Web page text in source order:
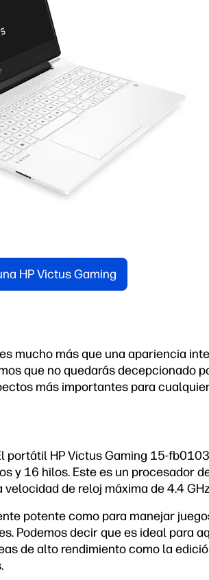
HP Victus Gaming
mucho más que una apariencia
que no quedarás decepcionado
más importantes para
portátil HP Victus Gaming 15-
y 16 hilos. Este es un procesador
de reloj máxima de 4.4
potente como para manejar
Podemos decir que es ideal para
de alto rendimiento como la